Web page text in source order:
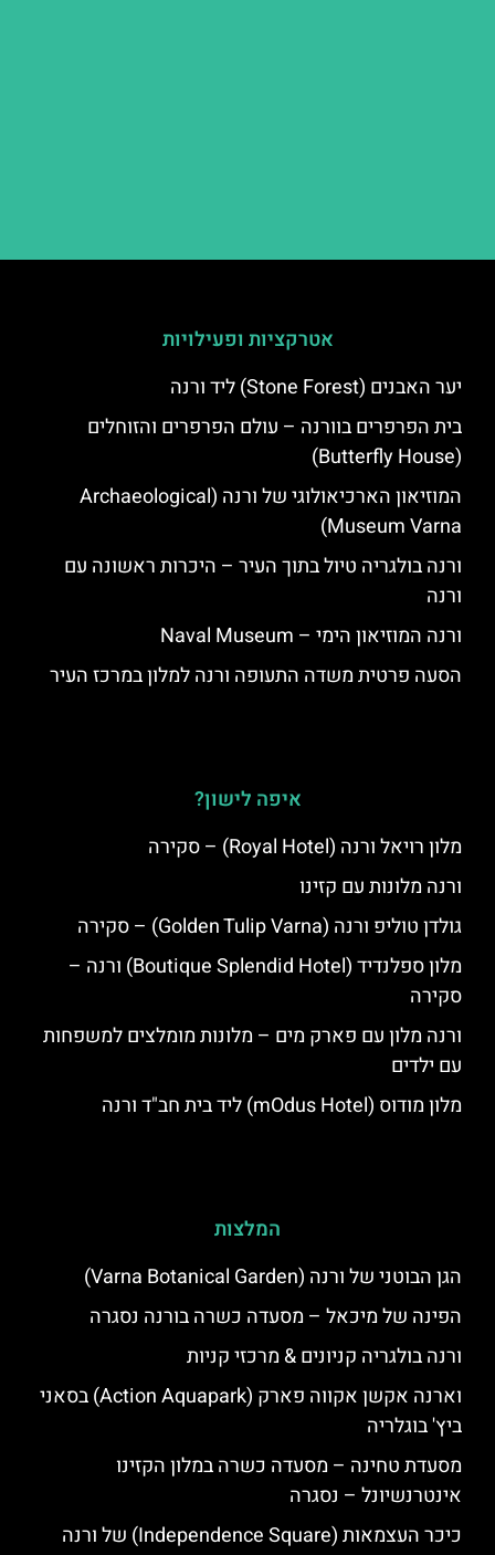
אטרקציות ופעילויות
יער האבנים (Stone Forest) ליד ורנה
בית הפרפרים בוורנה – עולם הפרפרים והזוחלים
(Butterfly House)
המוזיאון הארכיאולוגי של ורנה (Archaeological
Museum Varna)
ורנה בולגריה טיול בתוך העיר – היכרות ראשונה עם
ורנה
ורנה המוזיאון הימי – Naval Museum
הסעה פרטית משדה התעופה ורנה למלון במרכז העיר
איפה לישון?
מלון רויאל ורנה (Royal Hotel) – סקירה
ורנה מלונות עם קזינו
גולדן טוליפ ורנה (Golden Tulip Varna) – סקירה
מלון ספלנדיד (Boutique Splendid Hotel) ורנה –
סקירה
ורנה מלון עם פארק מים – מלונות מומלצים למשפחות
עם ילדים
מלון מודוס (mOdus Hotel) ליד בית חב"ד ורנה
המלצות
הגן הבוטני של ורנה (Varna Botanical Garden)
הפינה של מיכאל – מסעדה כשרה בורנה נסגרה
ורנה בולגריה קניונים & מרכזי קניות
וארנה אקשן אקווה פארק (Action Aquapark) בסאני
ביץ' בוגלריה
מסעדת טחינה – מסעדה כשרה במלון הקזינו
אינטרנשיונל – נסגרה
כיכר העצמאות (Independence Square) של ורנה